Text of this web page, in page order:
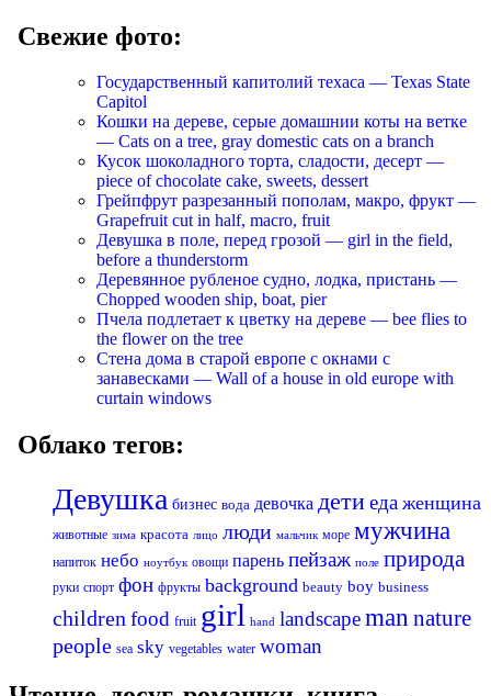
Свежие фото:
Государственный капитолий техаса — Texas State
Capitol
Кошки на дереве, серые домашнии коты на ветке
— Cats on a tree, gray domestic cats on a branch
Кусок шоколадного торта, сладости, десерт —
piece of chocolate cake, sweets, dessert
Грейпфрут разрезанный пополам, макро, фрукт —
Grapefruit cut in half, macro, fruit
Девушка в поле, перед грозой — girl in the field,
before a thunderstorm
Деревянное рубленое судно, лодка, пристань —
Chopped wooden ship, boat, pier
Пчела подлетает к цветку на дереве — bee flies to
the flower on the tree
Стена дома в старой европе с окнами с
занавесками — Wall of a house in old europe with
curtain windows
Облако тегов:
Девушка бизнес вода девочка детиеда женщина
животные зима красота лицо люди мальчик море мужчина
напиток небо ноутбук овощи парень пейзаж поле природа
руки спорт фон фрукты background beauty boy business
childrenfood fruit girl hand landscapeman nature
people sea sky vegetables water woman